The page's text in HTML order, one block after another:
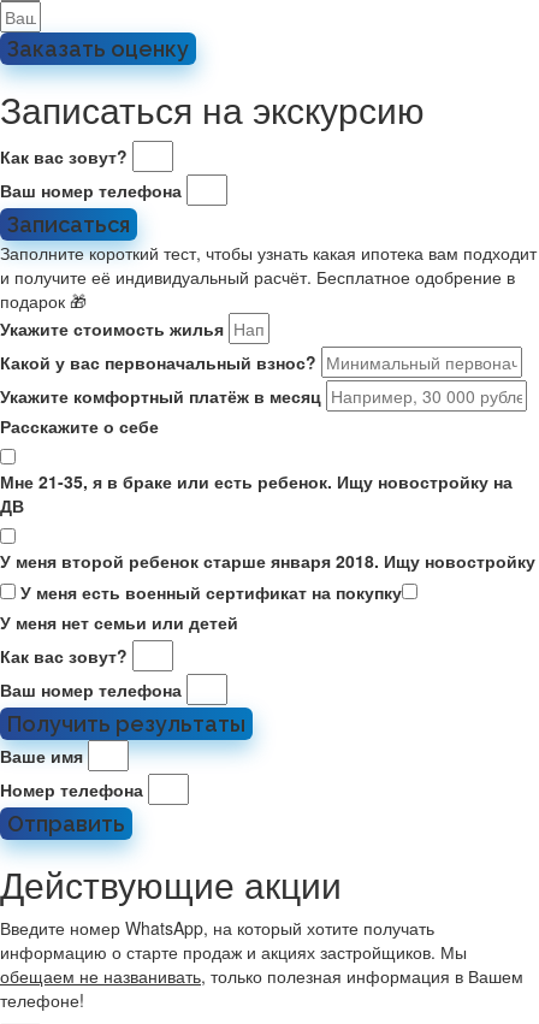
Заказать оценку
Записаться на экскурсию
Как вас зовут?
Ваш номер телефона
Записаться
Заполните короткий тест, чтобы узнать какая ипотека вам подходит
и получите её индивидуальный расчёт. Бесплатное одобрение в
подарок 🎁
Укажите стоимость жилья
Какой у вас первоначальный взнос?
Укажите комфортный платёж в месяц
Расскажите о себе
Мне 21-35, я в браке или есть ребенок. Ищу новостройку на
ДВ
У меня второй ребенок старше января 2018. Ищу новостройку
У меня есть военный сертификат на покупку
У меня нет семьи или детей
Как вас зовут?
Ваш номер телефона
Получить результаты
Ваше имя
Номер телефона
Отправить
Действующие акции
Введите номер WhatsApp, на который хотите получать
информацию о старте продаж и акциях застройщиков. Мы
обещаем не названивать, только полезная информация в Вашем
телефоне!